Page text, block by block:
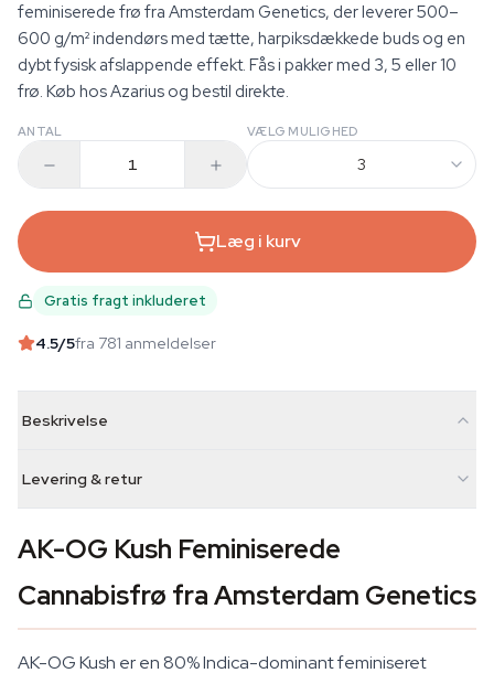
feminiserede frø fra Amsterdam Genetics, der leverer 500–
600 g/m² indendørs med tætte, harpiksdækkede buds og en
dybt fysisk afslappende effekt. Fås i pakker med 3, 5 eller 10
frø. Køb hos Azarius og bestil direkte.
ANTAL VÆLG MULIGHED
3
Læg i kurv
Gratis fragt inkluderet
4.5/5fra 781 anmeldelser
Beskrivelse
Levering & retur
AK-OG Kush Feminiserede
Cannabisfrø fra Amsterdam Genetics
AK-OG Kush er en 80% Indica-dominant feminiseret